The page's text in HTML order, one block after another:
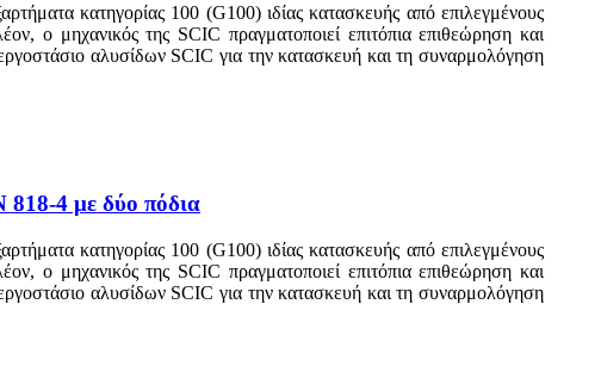
κατηγορίας 100 (G100) ιδίας κατασκευής από επιλεγμένους
ο μηχανικός της SCIC πραγματοποιεί επιτόπια επιθεώρηση και
αλυσίδων SCIC για την κατασκευή και τη συναρμολόγηση
818-4 με δύο πόδια
κατηγορίας 100 (G100) ιδίας κατασκευής από επιλεγμένους
ο μηχανικός της SCIC πραγματοποιεί επιτόπια επιθεώρηση και
αλυσίδων SCIC για την κατασκευή και τη συναρμολόγηση